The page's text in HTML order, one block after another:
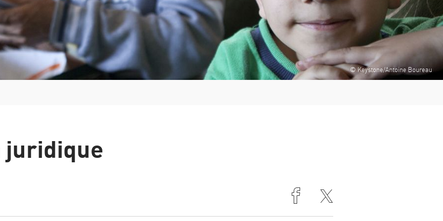
Manuel de la procédure d'asile et de renvoi
© Keystone/Antoine Boureau
juridique